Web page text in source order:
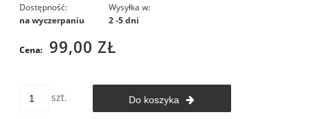
Dostępność:
na wyczerpaniu
Wysyłka w:
2 -5 dni
Cena: 99,00 ZŁ
szt. Do koszyka